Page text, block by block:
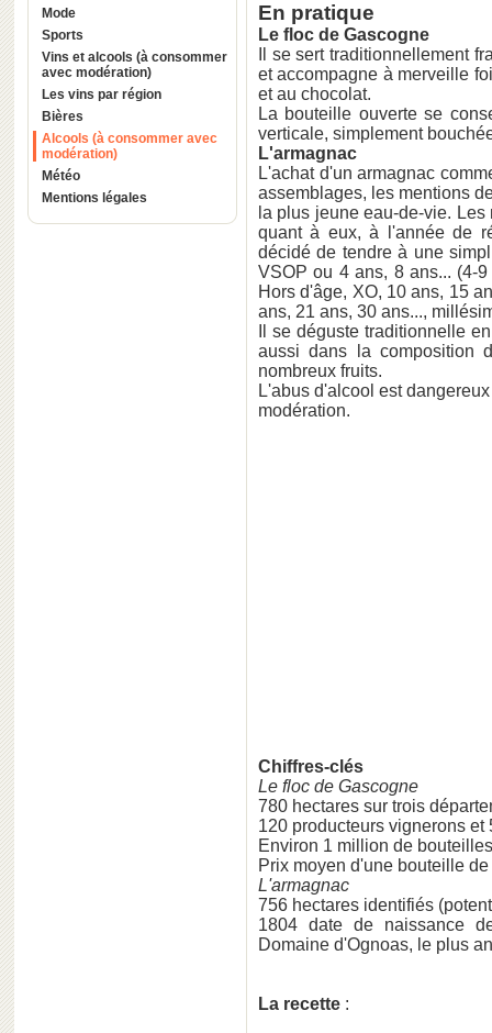
Mode
Sports
Vins et alcools (à consommer
avec modération)
Les vins par région
Bières
Alcools (à consommer avec
modération)
Météo
Mentions légales
En pratique
Le floc de Gascogne
Il se sert traditionnellement
et accompagne à merveille
et au chocolat.
La bouteille ouverte se
verticale, simplement
L'armagnac
L'achat d'un armagnac
assemblages, les mentions
la plus jeune eau-de-vie.
quant à eux, à l'année de
décidé de tendre à une
VSOP ou 4 ans, 8 ans... (4-
Hors d'âge, XO, 10 ans, 15
ans, 21 ans, 30 ans...,
Il se déguste traditionnelle
aussi dans la composition
nombreux fruits.
L'abus d'alcool est
modération.
Chiffres-clés
Le floc de Gascogne
780 hectares sur trois
120 producteurs vignerons et
Environ 1 million de
Prix moyen d'une bouteille
L'armagnac
756 hectares identifiés
1804 date de naissance
Domaine d'Ognoas, le plus
La recette :